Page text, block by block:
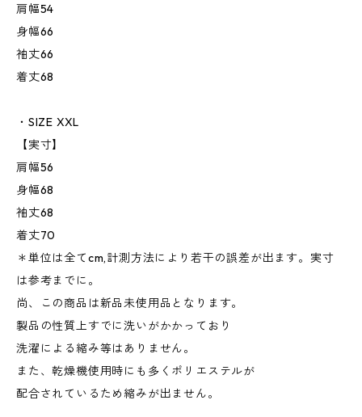
肩幅54
身幅66
袖丈66
着丈68
・SIZE XXL
【実寸】
肩幅56
身幅68
袖丈68
着丈70
＊単位は全てcm,計測方法により若干の誤差が出ます。実寸
は参考までに。
尚、この商品は新品未使用品となります。
製品の性質上すでに洗いがかかっており
洗濯による縮み等はありません。
また、乾燥機使用時にも多くポリエステルが
配合されているため縮みが出ません。